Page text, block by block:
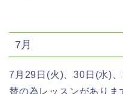
7月
7月29日(火)、30日(水)
替の為レッスンがありま